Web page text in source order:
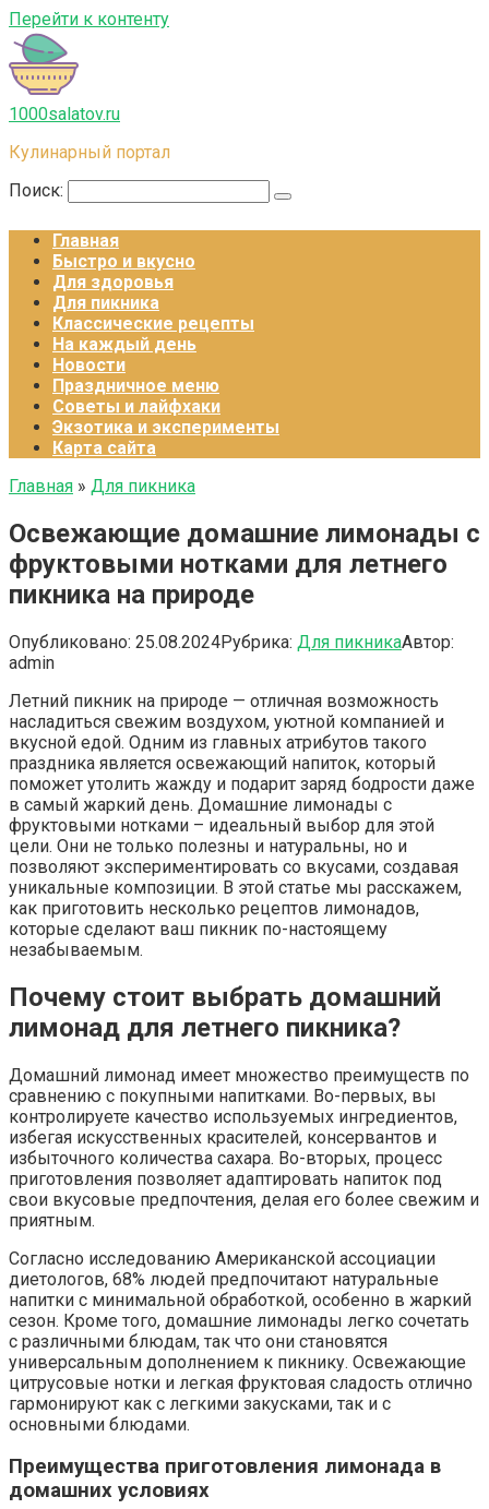
Перейти к контенту
1000salatov.ru
Кулинарный портал
Поиск:
Главная
Быстро и вкусно
Для здоровья
Для пикника
Классические рецепты
На каждый день
Новости
Праздничное меню
Советы и лайфхаки
Экзотика и эксперименты
Карта сайта
Главная » Для пикника
Освежающие домашние лимонады с
фруктовыми нотками для летнего
пикника на природе
Опубликовано: 25.08.2024Рубрика: Для пикникаАвтор:
admin
Летний пикник на природе — отличная возможность
насладиться свежим воздухом, уютной компанией и
вкусной едой. Одним из главных атрибутов такого
праздника является освежающий напиток, который
поможет утолить жажду и подарит заряд бодрости даже
в самый жаркий день. Домашние лимонады с
фруктовыми нотками – идеальный выбор для этой
цели. Они не только полезны и натуральны, но и
позволяют экспериментировать со вкусами, создавая
уникальные композиции. В этой статье мы расскажем,
как приготовить несколько рецептов лимонадов,
которые сделают ваш пикник по-настоящему
незабываемым.
Почему стоит выбрать домашний
лимонад для летнего пикника?
Домашний лимонад имеет множество преимуществ по
сравнению с покупными напитками. Во-первых, вы
контролируете качество используемых ингредиентов,
избегая искусственных красителей, консервантов и
избыточного количества сахара. Во-вторых, процесс
приготовления позволяет адаптировать напиток под
свои вкусовые предпочтения, делая его более свежим и
приятным.
Согласно исследованию Американской ассоциации
диетологов, 68% людей предпочитают натуральные
напитки с минимальной обработкой, особенно в жаркий
сезон. Кроме того, домашние лимонады легко сочетать
с различными блюдам, так что они становятся
универсальным дополнением к пикнику. Освежающие
цитрусовые нотки и легкая фруктовая сладость отлично
гармонируют как с легкими закусками, так и с
основными блюдами.
Преимущества приготовления лимонада в
домашних условиях